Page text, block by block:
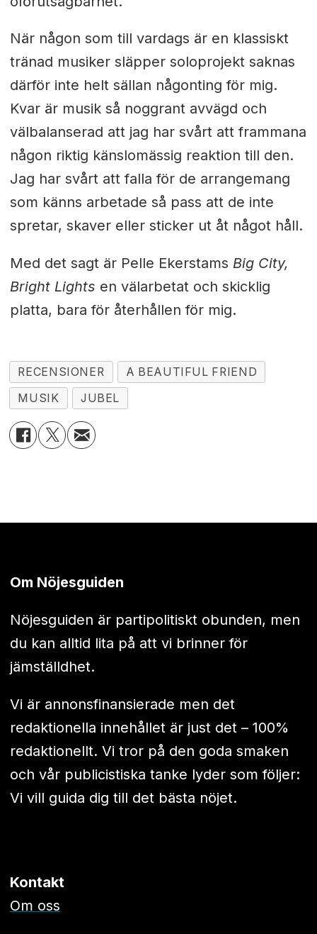
När någon som till vardags är en klassiskt
tränad musiker släpper soloprojekt saknas
därför inte helt sällan någonting för mig.
Kvar är musik så noggrant avvägd och
välbalanserad att jag har svårt att frammana
någon riktig känslomässig reaktion till den.
Jag har svårt att falla för de arrangemang
som känns arbetade så pass att de inte
spretar, skaver eller sticker ut åt något håll.
Med det sagt är Pelle Ekerstams Big City,
Bright Lights en välarbetat och skicklig
platta, bara för återhållen för mig.
RECENSIONER
A BEAUTIFUL FRIEND
MUSIK
JUBEL
Om Nöjesguiden
Nöjesguiden är partipolitiskt obunden, men
du kan alltid lita på att vi brinner för
jämställdhet.
Vi är annonsfinansierade men det
redaktionella innehållet är just det – 100%
redaktionellt. Vi tror på den goda smaken
och vår publicistiska tanke lyder som följer:
Vi vill guida dig till det bästa nöjet.
Kontakt
Om oss